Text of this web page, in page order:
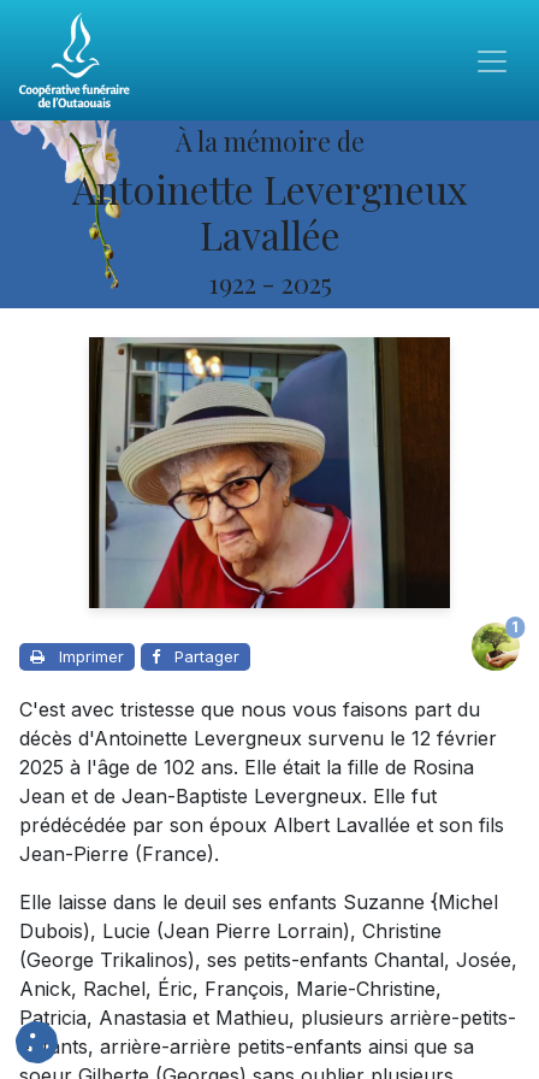
À la mémoire de
Antoinette Levergneux
Lavallée
1922 - 2025
Imprimer Partager
1
C'est avec tristesse que nous vous faisons part du
décès d'Antoinette Levergneux survenu le 12 février
2025 à l'âge de 102 ans. Elle était la fille de Rosina
Jean et de Jean-Baptiste Levergneux. Elle fut
prédécédée par son époux Albert Lavallée et son fils
Jean-Pierre (France).
Elle laisse dans le deuil ses enfants Suzanne {Michel
Dubois), Lucie (Jean Pierre Lorrain), Christine
(George Trikalinos), ses petits-enfants Chantal, Josée,
Anick, Rachel, Éric, François, Marie-Christine,
Patricia, Anastasia et Mathieu, plusieurs arrière-petits-
enfants, arrière-arrière­ petits-enfants ainsi que sa